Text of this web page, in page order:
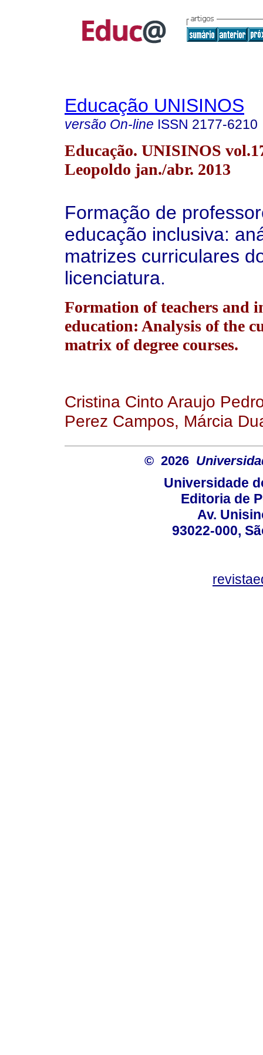
Educação UNISINOS
versão On-line ISSN 2177-6210
Educação. UNISINOS
Leopoldo jan./abr. 2013
Formação de
educação inclusiva:
matrizes curriculares
licenciatura.
Formation of teachers and
education: Analysis of the
matrix of degree courses.
Cristina Cinto Araujo
Perez Campos, Márcia
© 2026
Universidade
Editoria de
Av.
93022-000,